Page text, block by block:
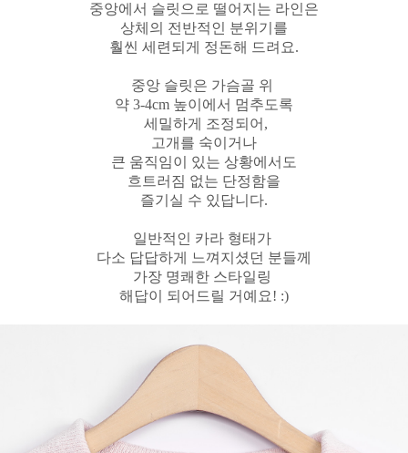
중앙에서 슬릿으로 떨어지는 라인은
상체의 전반적인 분위기를
훨씬 세련되게 정돈해 드려요.
중앙 슬릿은 가슴골 위
약 3-4cm 높이에서 멈추도록
세밀하게 조정되어,
고개를 숙이거나
큰 움직임이 있는 상황에서도
흐트러짐 없는 단정함을
즐기실 수 있답니다.
일반적인 카라 형태가
다소 답답하게 느껴지셨던 분들께
가장 명쾌한 스타일링
해답이 되어드릴 거예요! :)